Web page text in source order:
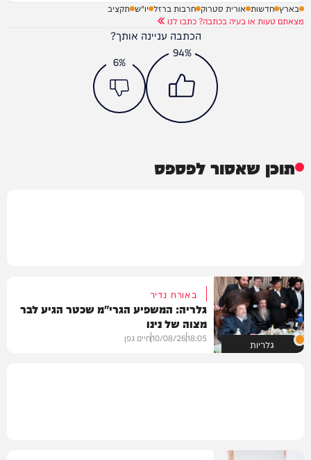
בארץ חדשות אורית סטרוק חרבות ברזל יו"ש תקציב
מצאתם טעות או בעיה בכתבה? כתבו לנו
הכתבה עניינה אותך?
94%
6%
תוכן שאסור לפספס
גלריות
באורח נדיר
גלריה: המשפיע הגרי"מ שכטר הגיע לבר
מצוה של נינו
18:05
10/08/26חיים גפן